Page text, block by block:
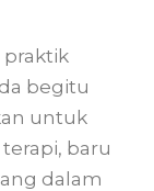
praktik
begitu
untuk
baru
dalam